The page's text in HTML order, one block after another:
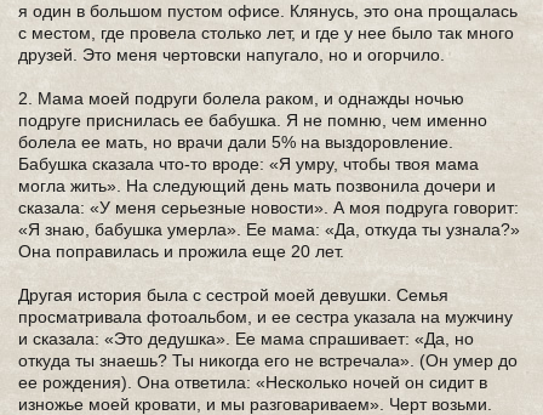
я один в большом пустом офисе. Клянусь, это она прощалась
с местом, где провела столько лет, и где у нее было так много
друзей. Это меня чертовски напугало, но и огорчило.
2. Мама моей подруги болела раком, и однажды ночью
подруге приснилась ее бабушка. Я не помню, чем именно
болела ее мать, но врачи дали 5% на выздоровление.
Бабушка сказала что-то вроде: «Я умру, чтобы твоя мама
могла жить». На следующий день мать позвонила дочери и
сказала: «У меня серьезные новости». А моя подруга говорит:
«Я знаю, бабушка умерла». Ее мама: «Да, откуда ты узнала?»
Она поправилась и прожила еще 20 лет.
Другая история была с сестрой моей девушки. Семья
просматривала фотоальбом, и ее сестра указала на мужчину
и сказала: «Это дедушка». Ее мама спрашивает: «Да, но
откуда ты знаешь? Ты никогда его не встречала». (Он умер до
ее рождения). Она ответила: «Несколько ночей он сидит в
изножье моей кровати, и мы разговариваем». Черт возьми.